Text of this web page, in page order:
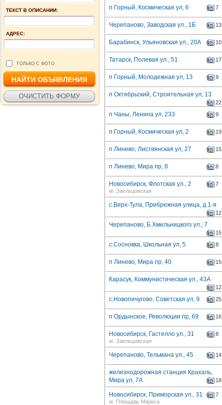
ТЕКСТ В ОПИСАНИИ:
АДРЕС:
ТОЛЬКО С ФОТО
п Горный, Космическая ул, 6 7
Черепаново, Заводская ул., 1Б 13
Барабинск, Ульяновская ул., 20А 10
Татарск, Полевая ул., 51 17
п Горный, Молодежная ул, 13 9
п Октябрьский, Строительная ул, 13
22
п Чаны, Ленина ул, 233 9
п Горный, Космическая ул, 2 19
п Линево, Листвянская ул, 27 15
п Линево, Мира пр, 8 8
Новосибирск, Флотская ул., 2
7
м. Заельцовская
с.Верх-Тула, Прибрежная улица, д.1-я
12
Черепаново, Б.Хмельницкого ул., 7
15
с.Сосновка, Школьная ул, 5 8
п Линево, Мира пр, 40 15
Карасук, Коммунистическая ул., 43А
12
с.Новопичугово, Советская ул, 9 25
п Ордынское, Революции пр, 69 16
Новосибирск, Гастелло ул., 31
8
м. Заельцовская
Черепаново, Тельмана ул., 45 14
железнодорожная станция Крахаль,
Мира ул, 7А
18
Новосибирск, Приморская ул., 31
7
м. Площадь Маркса